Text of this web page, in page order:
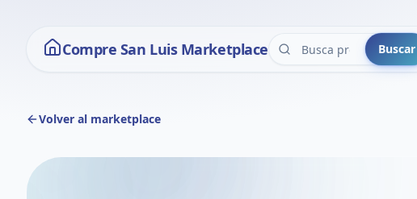
Compre San Luis Marketplace Buscar
Volver al marketplace